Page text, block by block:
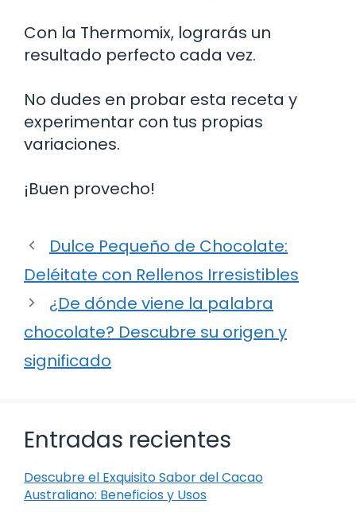
Con la Thermomix, lograrás un
resultado perfecto cada vez.
No dudes en probar esta receta y
experimentar con tus propias
variaciones.
¡Buen provecho!
Dulce Pequeño de Chocolate:
Deléitate con Rellenos Irresistibles
¿De dónde viene la palabra
chocolate? Descubre su origen y
significado
Entradas recientes
Descubre el Exquisito Sabor del Cacao
Australiano: Beneficios y Usos